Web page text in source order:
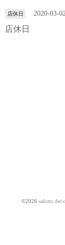
店休日 2020-03-
店休日
©2026 salotto dei